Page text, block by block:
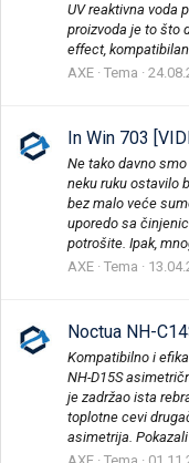
UV reaktivna voda
proizvoda je to što
effect,
AXE Tema
In Win 703
Ne tako davno
neku ruku ostavilo
bez malo veće
uporedo sa
potrošite. Ipak,
AXE Tema
Noctua NH-
Kompatibilno i
NH-D15S
je zadržao ista
toplotne cevi
asimetrija. Pokazali